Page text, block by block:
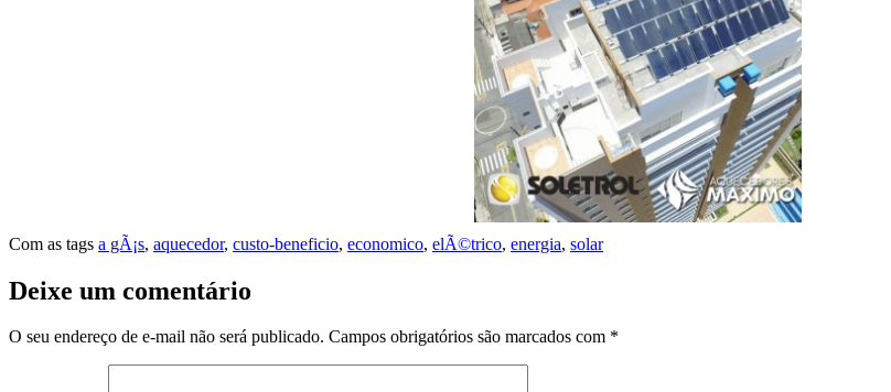
Com as tags a gÃ¡s, aquecedor, custo-beneficio, economico, elÃ©trico, energia, solar
Deixe um comentário
O seu endereço de e-mail não será publicado. Campos obrigatórios são marcados com *